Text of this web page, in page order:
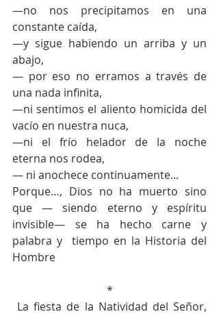
—no nos precipitamos en una
constante caída,
—y sigue habiendo un arriba y un
abajo,
— por eso no erramos a través de
una nada infinita,
—ni sentimos el aliento homicida del
vacío en nuestra nuca,
—ni el frío helador de la noche
eterna nos rodea,
— ni anochece continuamente...
Porque…, Dios no ha muerto sino
que — siendo eterno y espíritu
invisible— se ha hecho carne y
palabra y  tiempo en la Historia del
Hombre
*